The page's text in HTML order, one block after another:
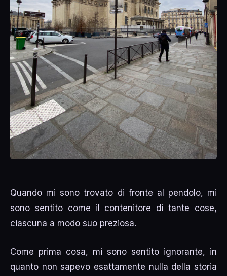
Quando mi sono trovato di fronte al pendolo, mi
sono sentito come il contenitore di tante cose,
ciascuna a modo suo preziosa.
Come prima cosa, mi sono sentito ignorante, in
quanto non sapevo esattamente nulla della storia